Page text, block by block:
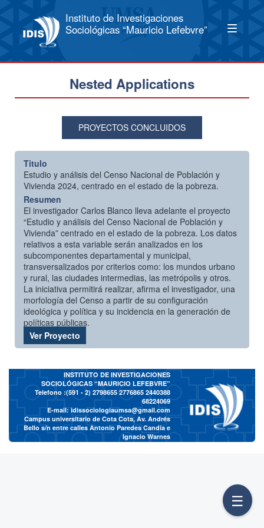
Instituto de Investigaciones
Sociológicas “Mauricio Lefebvre”
Nested Applications
PROYECTOS CONCLUIDOS
Titulo
Estudio y análisis del Censo Nacional de Población y
Vivienda 2024, centrado en el estado de la pobreza.
Resumen
El investigador Carlos Blanco lleva adelante el proyecto
“Estudio y análisis del Censo Nacional de Población y
Vivienda” centrado en el estado de la pobreza. Los datos
relativos a esta variable serán analizados en los
subcomponentes departamental y municipal,
transversalizados por criterios como: los mundos urbano
y rural, las ciudades intermedias, las metrópolis y otros.
La iniciativa permitirá realizar, afirma el investigador, una
morfología del Censo a partir de su configuración
ideológica y política y su incidencia en la generación de
políticas públicas.
Ver Proyecto
INSTITUTO DE INVESTIGACIONES
SOCIOLÓGICAS “MAURICIO LEFEBVRE”
Telefono :(591 - 2) 2798655 2776865 2440388
68224069
E-mail:idissociologiaumsa@gmail.com
Campus universitario de Cota Cota, Av. Andrés
Bello s/n entre calles Antonio Paredes Candía e
Ignacio Warnes
☰